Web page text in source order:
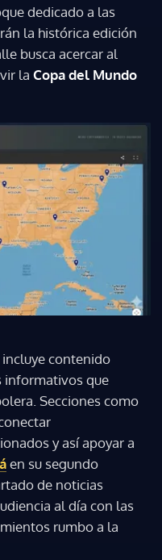
nuestro boletín.
dedicado a las
la histórica edición
busca acercar al
la Copa del Mundo
contenido
informativos que
Secciones como
y así apoyar a
en su segundo
de noticias
al día con las
rumbo a la